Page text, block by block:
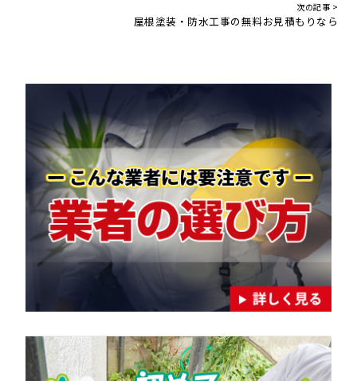
次の記事 >
屋根塗装・防水工事の無料お見積もりなら